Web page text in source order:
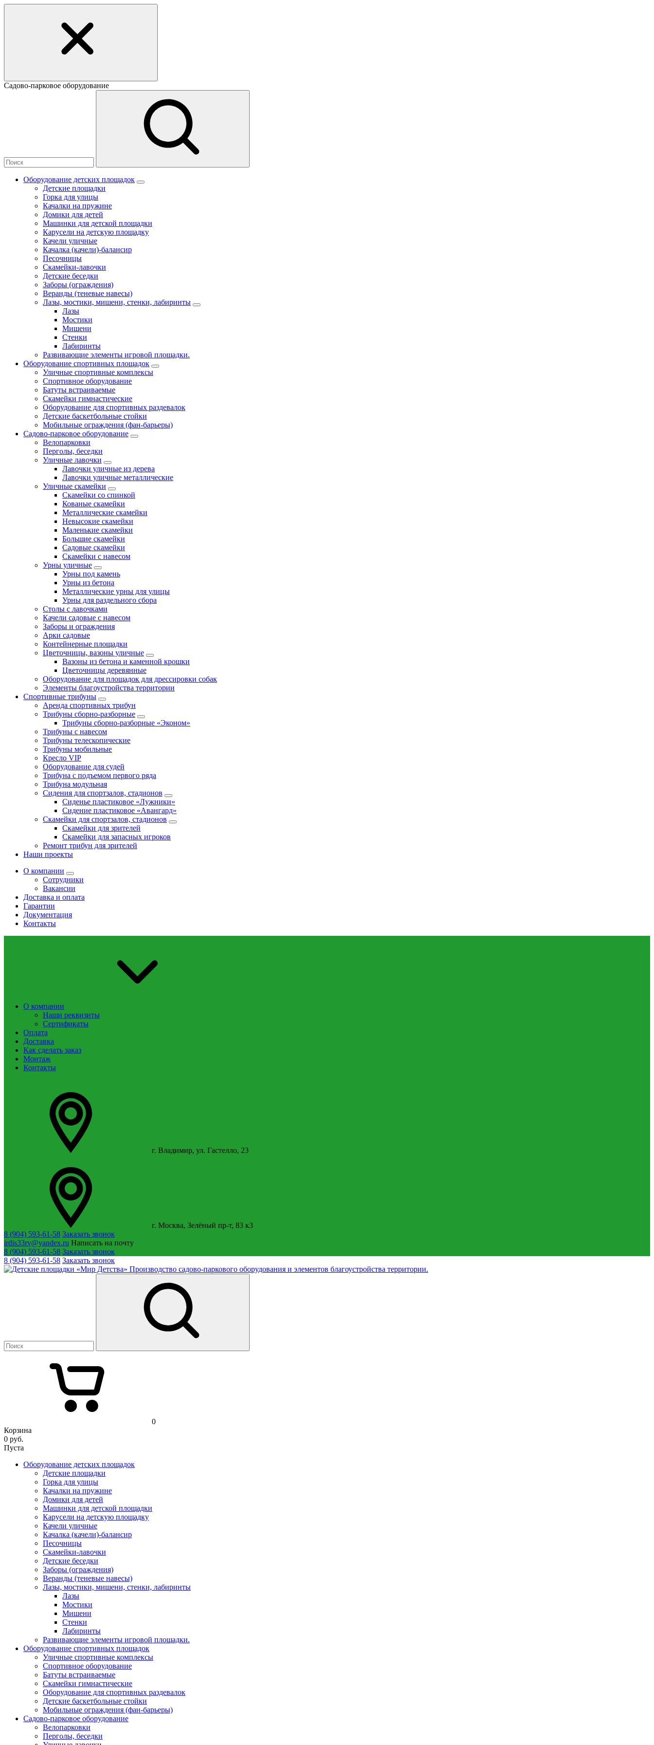
Садово-парковое оборудование
Оборудование детских площадок
Детские площадки
Горка для улицы
Качалки на пружине
Домики для детей
Машинки для детской площадки
Карусели на детскую площадку
Качели уличные
Качалка (качели)-балансир
Песочницы
Скамейки-лавочки
Детские беседки
Заборы (ограждения)
Веранды (теневые навесы)
Лазы, мостики, мишени, стенки, лабиринты
Лазы
Мостики
Мишени
Стенки
Лабиринты
Развивающие элементы игровой площадки.
Оборудование спортивных площадок
Уличные спортивные комплексы
Спортивное оборудование
Батуты встраиваемые
Скамейки гимнастические
Оборудование для спортивных раздевалок
Детские баскетбольные стойки
Мобильные ограждения (фан-барьеры)
Садово-парковое оборудование
Велопарковки
Перголы, беседки
Уличные лавочки
Лавочки уличные из дерева
Лавочки уличные металлические
Уличные скамейки
Скамейки со спинкой
Кованые скамейки
Металлические скамейки
Невысокие скамейки
Маленькие скамейки
Большие скамейки
Садовые скамейки
Скамейки с навесом
Урны уличные
Урны под камень
Урны из бетона
Металлические урны для улицы
Урны для раздельного сбора
Столы с лавочками
Качели садовые с навесом
Заборы и ограждения
Арки садовые
Контейнерные площадки
Цветочницы, вазоны уличные
Вазоны из бетона и каменной крошки
Цветочницы деревянные
Оборудование для площадок для дрессировки собак
Элементы благоустройства территории
Спортивные трибуны
Аренда спортивных трибун
Трибуны сборно-разборные
Трибуны сборно-разборные «Эконом»
Трибуны с навесом
Трибуны телескопические
Трибуны мобильные
Кресло VIP
Оборудование для судей
Трибуна с подъемом первого ряда
Трибуна модульная
Сидения для спортзалов, стадионов
Сиденье пластиковое «Лужники»
Сидение пластиковое «Авангард»
Скамейки для спортзалов, стадионов
Скамейки для зрителей
Скамейки для запасных игроков
Ремонт трибун для зрителей
Наши проекты
О компании
Сотрудники
Вакансии
Доставка и оплата
Гарантии
Документация
Контакты
О компании
Наши реквизиты
Сертификаты
Оплата
Доставка
Как сделать заказ
Монтаж
Контакты
г. Владимир, ул. Гастелло, 23
г. Москва, Зелёный пр-т, 83 к3
8 (904) 593-61-58 Заказать звонок
irdis33rv@yandex.ru Написать на почту
8 (904) 593-61-58 Заказать звонок
8 (904) 593-61-58 Заказать звонок
Производство садово-паркового оборудования и элементов благоустройства территории.
0
Корзина
0 руб.
Пуста
Оборудование детских площадок
Детские площадки
Горка для улицы
Качалки на пружине
Домики для детей
Машинки для детской площадки
Карусели на детскую площадку
Качели уличные
Качалка (качели)-балансир
Песочницы
Скамейки-лавочки
Детские беседки
Заборы (ограждения)
Веранды (теневые навесы)
Лазы, мостики, мишени, стенки, лабиринты
Лазы
Мостики
Мишени
Стенки
Лабиринты
Развивающие элементы игровой площадки.
Оборудование спортивных площадок
Уличные спортивные комплексы
Спортивное оборудование
Батуты встраиваемые
Скамейки гимнастические
Оборудование для спортивных раздевалок
Детские баскетбольные стойки
Мобильные ограждения (фан-барьеры)
Садово-парковое оборудование
Велопарковки
Перголы, беседки